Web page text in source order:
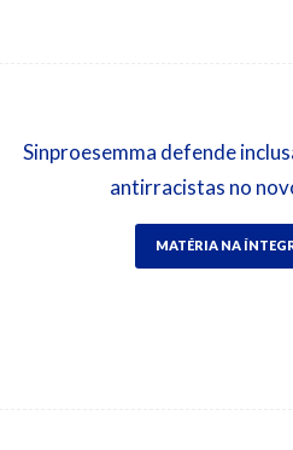
Sinproesemma defende
antirracistas no
MATÉRIA NA